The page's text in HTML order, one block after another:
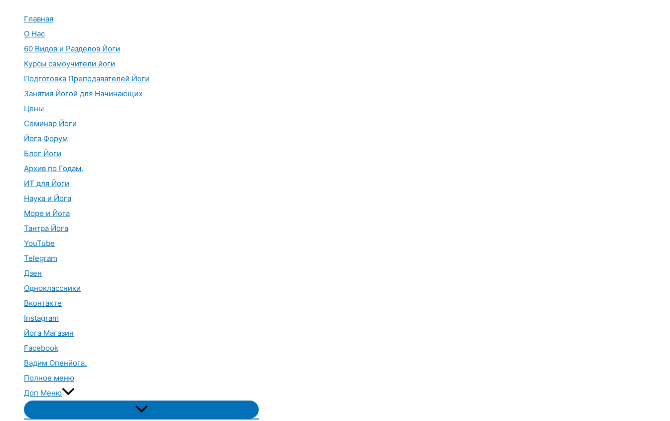
Главная
О Нас
60 Видов и Разделов Йоги
Курсы самоучители йоги
Подготовка Преподавателей Йоги
Занятия Йогой для Начинающих
Цены
Семинар Йоги
Йога Форум
Блог Йоги
Архив по Годам.
ИТ для Йоги
Наука и Йога
Море и Йога
Тантра Йога
YouTube
Telegram
Дзен
Одноклассники
Вконтакте
Instagram
Йога Магазин
Facebook
Вадим Опенйога.
Полное меню
Доп Меню
Переключатель
меню